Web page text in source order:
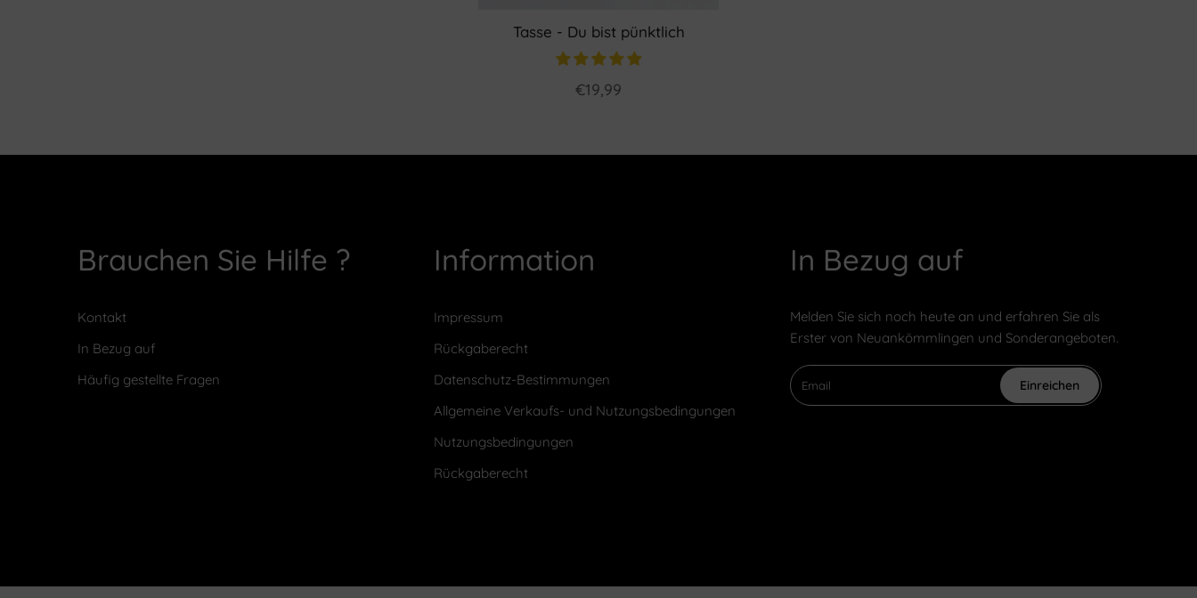
Tasse - Du bist pünktlich
€19,99
Brauchen Sie Hilfe ?
Kontakt
In Bezug auf
Häufig gestellte Fragen
Information
Impressum
Rückgaberecht
Datenschutz-Bestimmungen
Allgemeine Verkaufs- und Nutzungsbedingungen
Nutzungsbedingungen
Rückgaberecht
In Bezug auf
Melden Sie sich noch heute an und erfahren Sie als
Erster von Neuankömmlingen und Sonderangeboten.
Einreichen